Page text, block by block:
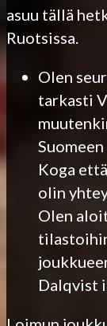
asuu tällä
Ruotsissa.
Olen
tarkasti
Koga
olin
Olen
Dalqvist